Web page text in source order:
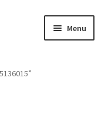
Menu